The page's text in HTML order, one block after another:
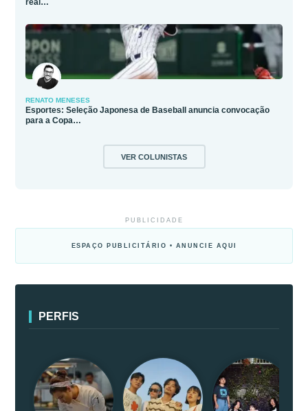
real…
RENATO MENESES
Esportes: Seleção Japonesa de Baseball anuncia convocação
para a Copa…
VER COLUNISTAS
PUBLICIDADE
ESPAÇO PUBLICITÁRIO • ANUNCIE AQUI
PERFIS